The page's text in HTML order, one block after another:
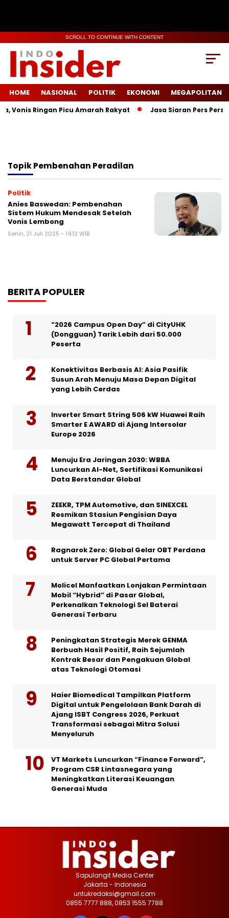
SCROLL TO CONTINUE WITH CONTENT
HOME NASIONAL POLITIK EKONOMI MEGAPOLITAN
Vonis Ringan Picu Amarah Rakyat Jasa Siaran Pers
TopikPembenahan Peradilan
Politik
Anies Baswedan: Pembenahan
Sistem Hukum Mendesak Setelah
Vonis Lembong
Senin, 21 Juli 2025 - 14:12 WIB
BERITA POPULER
“2026 Campus Open Day” di CityUHK
(Dongguan) Tarik Lebih dari 50.000
Peserta
Konektivitas Berbasis AI: Asia Pasifik
Susun Arah Menuju Masa Depan Digital
yang Lebih Cerdas
Inverter Smart String 506 kW Huawei Raih
Smarter E AWARD di Ajang Intersolar
Europe 2026
Menuju Era Jaringan 2030: WBBA
Luncurkan AI-Net, Sertifikasi Komunikasi
Data Berstandar Global
ZEEKR, TPM Automotive, dan SINEXCEL
Resmikan Stasiun Pengisian Daya
Megawatt Tercepat di Thailand
Ragnarok Zero: Global Gelar OBT Perdana
untuk Server PC Global Pertama
Molicel Manfaatkan Lonjakan Permintaan
Mobil “Hybrid” di Pasar Global,
Perkenalkan Teknologi Sel Baterai
Generasi Terbaru
Peningkatan Strategis Merek GENMA
Berbuah Hasil Positif, Raih Sejumlah
Kontrak Besar dan Pengakuan Global
atas Teknologi Otomasi
Haier Biomedical Tampilkan Platform
Digital untuk Pengelolaan Bank Darah di
Ajang ISBT Congress 2026, Perkuat
Transformasi sebagai Mitra Solusi
Menyeluruh
VT Markets Luncurkan “Finance Forward”,
Program CSR Lintasnegara yang
Meningkatkan Literasi Keuangan
Generasi Muda
Sapulangit Media Center
Jakarta - Indonesia
untukredaksi@gmail.com
0855 7777 888, 0853 1555 7788